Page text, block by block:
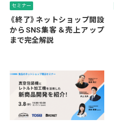
セミナー
《終了》ネットショップ開設
からSNS集客＆売上アップ
まで完全解説